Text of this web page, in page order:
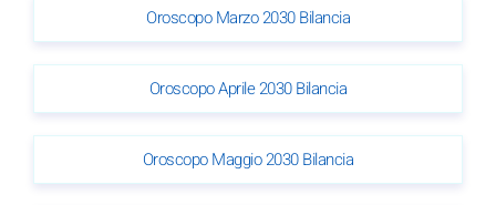
Oroscopo Marzo 2030 Bilancia
Oroscopo Aprile 2030 Bilancia
Oroscopo Maggio 2030 Bilancia